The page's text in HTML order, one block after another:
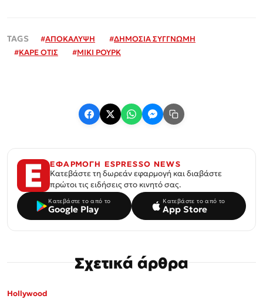
#ΑΠΟΚΑΛΥΨΗ #ΔΗΜΟΣΙΑ ΣΥΓΓΝΩΜΗ
#ΚΑΡΕ ΟΤΙΣ #ΜΙΚΙ ΡΟΥΡΚ
ΕΦΑΡΜΟΓΗ ESPRESSO NEWS
Κατεβάστε τη δωρεάν εφαρμογή και διαβάστε
πρώτοι τις ειδήσεις στο κινητό σας.
Κατεβάστε το από το
Google Play
Κατεβάστε το από το
App Store
Σχετικά άρθρα
Hollywood